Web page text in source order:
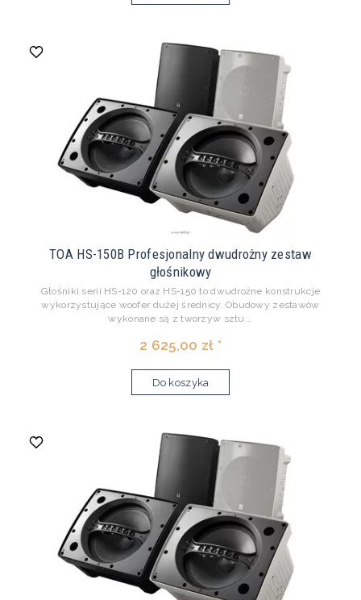
TOA HS-150B Profesjonalny dwudrożny zestaw
głośnikowy
Głośniki serii HS-120 oraz HS-150 to dwudrożne konstrukcje
wykorzystujące woofer dużej średnicy. Obudowy zestawów
wykonane są z tworzyw sztu...
2 625,00 zł *
Do koszyka